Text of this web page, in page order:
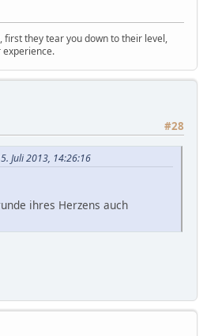
they tear you down to their level,
#28
Juli 2013, 14:26:16
ihres Herzens auch